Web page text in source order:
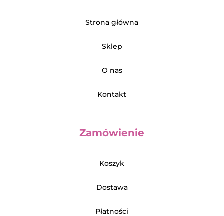
Strona główna
Sklep
O nas
Kontakt
Zamówienie
Koszyk
Dostawa
Płatności